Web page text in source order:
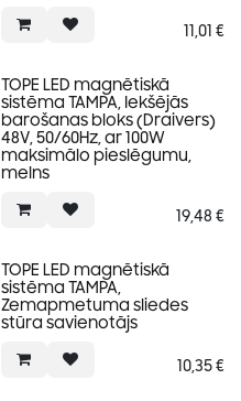
11,01 €
TOPE LED magnētiskā
sistēma TAMPA, Iekšējās
barošanas bloks (Draivers)
48V, 50/60Hz, ar 100W
maksimālo pieslēgumu,
melns
19,48 €
TOPE LED magnētiskā
sistēma TAMPA,
Zemapmetuma sliedes
stūra savienotājs
10,35€